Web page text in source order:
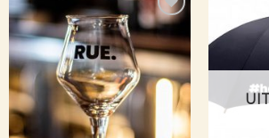
Toevoegen
aan
verlanglijst